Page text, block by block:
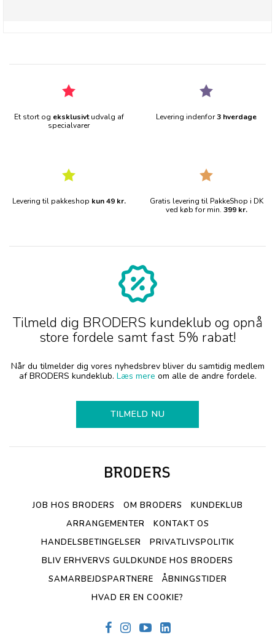
Et stort og eksklusivtudvalg af
specialvarer
Levering indenfor3 hverdage
Levering til pakkeshop kun 49 kr.
Gratis levering til PakkeShop i DK
ved køb for min. 399 kr.
Tilmeld dig BRODERS kundeklub og opnå
store fordele samt fast 5% rabat!
Når du tilmelder dig vores nyhedsbrev bliver du samtidig medlem
af BRODERS kundeklub. Læs mere om alle de andre fordele.
TILMELD NU
JOB HOS BRODERS OM BRODERS
KUNDEKLUB
ARRANGEMENTER
KONTAKT OS
HANDELSBETINGELSER
PRIVATLIVSPOLITIK
BLIV ERHVERVS GULDKUNDE HOS BRODERS
SAMARBEJDSPARTNERE
ÅBNINGSTIDER
HVAD ER EN COOKIE?